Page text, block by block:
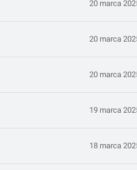
20 marca
20 marca
20 marca
19 marca
18 marca